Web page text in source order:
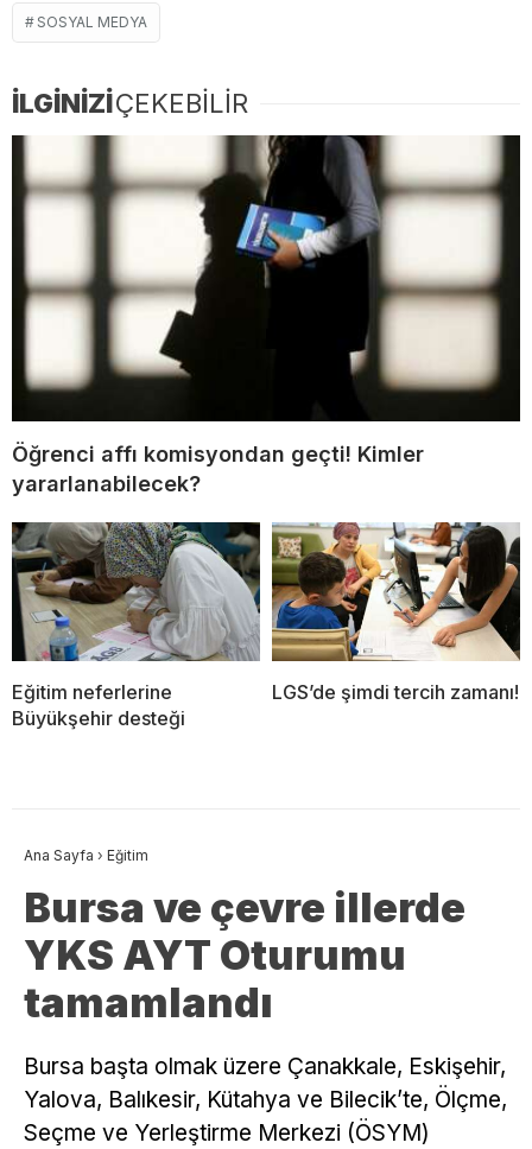
SOSYAL MEDYA
İLGİNİZİÇEKEBİLİR
Öğrenci affı komisyondan geçti! Kimler
yararlanabilecek?
Eğitim neferlerine
Büyükşehir desteği
LGS’de şimdi tercih zamanı!
Ana Sayfa › Eğitim
Bursa ve çevre illerde
YKS AYT Oturumu
tamamlandı
Bursa başta olmak üzere Çanakkale, Eskişehir,
Yalova, Balıkesir, Kütahya ve Bilecik’te, Ölçme,
Seçme ve Yerleştirme Merkezi (ÖSYM)